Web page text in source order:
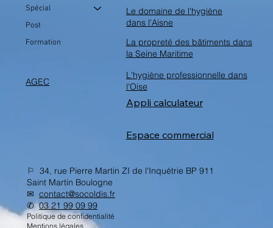
Spécial
Post
Formation
AGEC
Le domaine de l'hygiène
dans l'Aisne
La propreté des bâtiments dans
la Seine Maritime
L'hygiène professionnelle dans
l'Oise
Espace commercial
Appli calculateur
⚐ 34, rue Pierre Martin ZI de l'Inquétrie BP 911
Saint Martin Boulogne
✉︎ contact@socoldis.fr
✆03 21 99 09 99
Politique de confidentialité
Mentions légales